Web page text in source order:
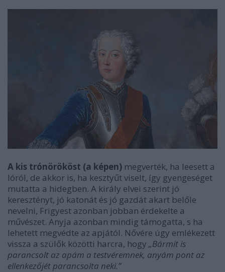
A kis trónörököst (a képen) megverték, ha leesett a
lóról, de akkor is, ha kesztyűt viselt, így gyengeséget
mutatta a hidegben. A király elvei szerint jó
keresztényt, jó katonát és jó gazdát akart belőle
nevelni, Frigyest azonban jobban érdekelte a
művészet. Anyja azonban mindig támogatta, s ha
lehetett megvédte az apjától. Nővére úgy emlékezett
vissza a szülők közötti harcra, hogy „Bármit is
parancsolt az apám a testvéremnek, anyám pont az
ellenkezőjét parancsolta neki.”